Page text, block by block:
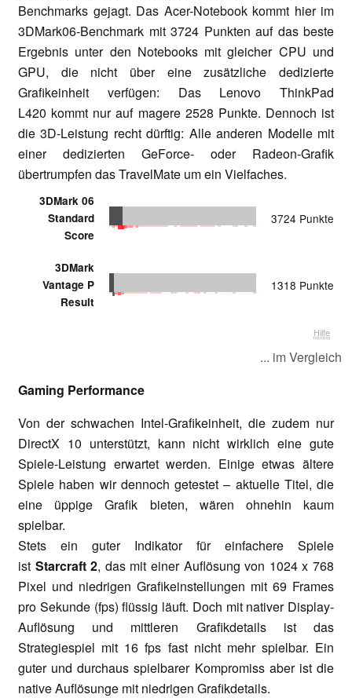
Benchmarks gejagt. Das Acer-Notebook kommt hier im
3DMark06-Benchmark mit 3724 Punkten auf das beste
Ergebnis unter den Notebooks mit gleicher CPU und
GPU, die nicht über eine zusätzliche dedizierte
Grafikeinheit verfügen: Das Lenovo ThinkPad
L420 kommt nur auf magere 2528 Punkte. Dennoch ist
die 3D-Leistung recht dürftig: Alle anderen Modelle mit
einer dedizierten GeForce- oder Radeon-Grafik
übertrumpfen das TravelMate um ein Vielfaches.
3DMark 06
Standard
Score
3724 Punkte
3DMark
Vantage P
Result
1318 Punkte
Hilfe
... im Vergleich
Gaming Performance
Von der schwachen Intel-Grafikeinheit, die zudem nur
DirectX 10 unterstützt, kann nicht wirklich eine gute
Spiele-Leistung erwartet werden. Einige etwas ältere
Spiele haben wir dennoch getestet – aktuelle Titel, die
eine üppige Grafik bieten, wären ohnehin kaum
spielbar.
Stets ein guter Indikator für einfachere Spiele
ist Starcraft 2, das mit einer Auflösung von 1024 x 768
Pixel und niedrigen Grafikeinstellungen mit 69 Frames
pro Sekunde (fps) flüssig läuft. Doch mit nativer Display-
Auflösung und mittleren Grafikdetails ist das
Strategiespiel mit 16 fps fast nicht mehr spielbar. Ein
guter und durchaus spielbarer Kompromiss aber ist die
native Auflösunge mit niedrigen Grafikdetails.